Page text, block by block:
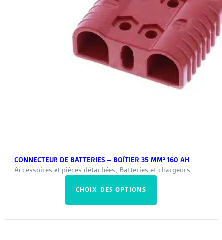
CONNECTEUR DE BATTERIES – BOÎTIER 35 MM² 160 AH
Accessoires et pièces détachées, Batteries et chargeurs
CHOIX DES OPTIONS
a
plusieurs